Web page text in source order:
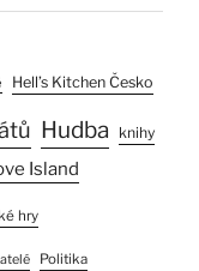
Hell’s Kitchen Česko
Hudba knihy
Island
hry
Politika